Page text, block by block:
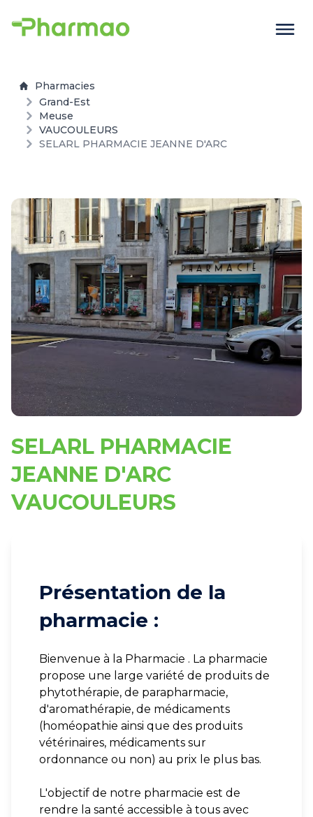
Pharmacies
Grand-Est
Meuse
VAUCOULEURS
SELARL PHARMACIE JEANNE D'ARC
SELARL PHARMACIE
JEANNE D'ARC
VAUCOULEURS
Présentation de la
pharmacie :
Bienvenue à la Pharmacie . La pharmacie
propose une large variété de produits de
phytothérapie, de parapharmacie,
d'aromathérapie, de médicaments
(homéopathie ainsi que des produits
vétérinaires, médicaments sur
ordonnance ou non) au prix le plus bas.
L'objectif de notre pharmacie est de
rendre la santé accessible à tous avec